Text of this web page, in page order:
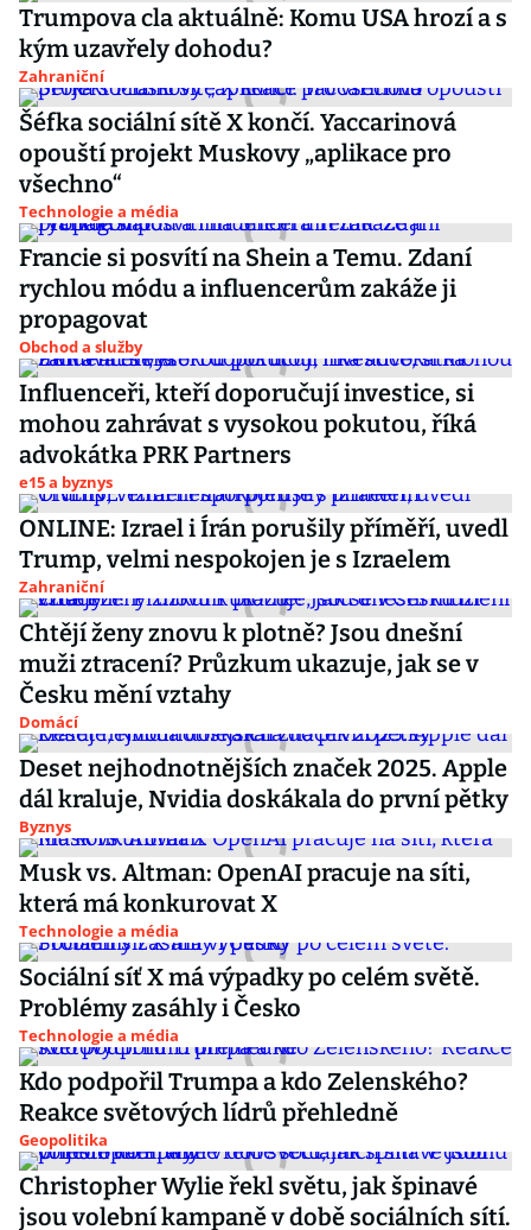
Trumpova cla aktuálně: Komu USA hrozí a s
kým uzavřely dohodu?
Zahraniční
Šéfka sociální sítě X končí. Yaccarinová
opouští projekt Muskovy „aplikace pro
všechno“
Technologie a média
Francie si posvítí na Shein a Temu. Zdaní
rychlou módu a influencerům zakáže ji
propagovat
Obchod a služby
Influenceři, kteří doporučují investice, si
mohou zahrávat s vysokou pokutou, říká
advokátka PRK Partners
e15 a byznys
ONLINE: Izrael i Írán porušily příměří, uvedl
Trump, velmi nespokojen je s Izraelem
Zahraniční
Chtějí ženy znovu k plotně? Jsou dnešní
muži ztracení? Průzkum ukazuje, jak se v
Česku mění vztahy
Domácí
Deset nejhodnotnějších značek 2025. Apple
dál kraluje, Nvidia doskákala do první pětky
Byznys
Musk vs. Altman: OpenAI pracuje na síti,
která má konkurovat X
Technologie a média
Sociální síť X má výpadky po celém světě.
Problémy zasáhly i Česko
Technologie a média
Kdo podpořil Trumpa a kdo Zelenského?
Reakce světových lídrů přehledně
Geopolitika
Christopher Wylie řekl světu, jak špinavé
jsou volební kampaně v době sociálních sítí.